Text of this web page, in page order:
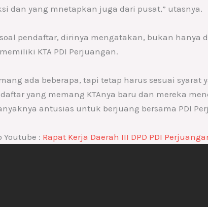
dan yang mnetapkan juga dari pusat,” utasnya.
pendaftar, dirinya mengatakan, bukan hanya
KTA PDI Perjuangan.
ada beberapa, tapi tetap harus sesuai syarat
yang memang KTAnya baru dan mereka
antusias untuk berjuang bersama PDI
Youtube : Rapat Kerja Daerah III DPD PDI